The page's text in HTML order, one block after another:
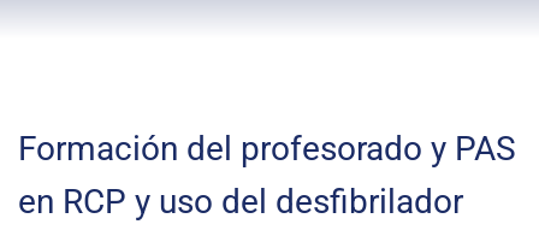
Formación del profesorado y PAS
en RCP y uso del desfibrilador